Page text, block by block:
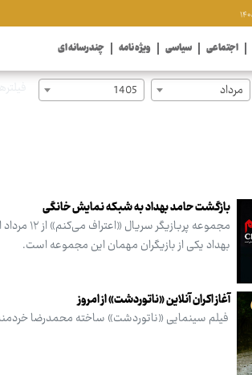
اجتماعی سیاسی ویژه نامه چندرسانه ای
مرداد 1405
بازگشت حامد بهداد به شبکه نمایش خانگی
مجموعه
بهداد یکی از بازیگران مهمان این مجموعه است.
آغاز اکران آنلاین «ناتوردشت» از امروز
فیلم سینمایی «ناتوردشت» ساخته محمدرضا